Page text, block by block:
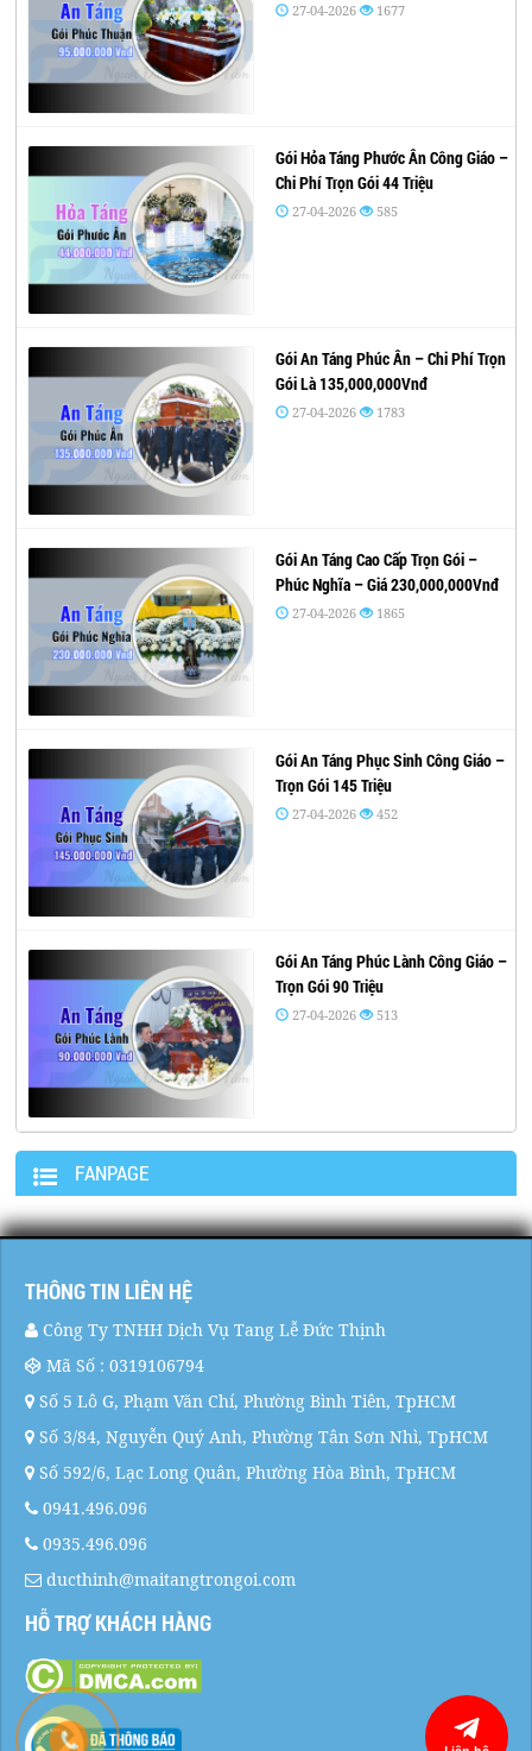
27-04-2026 1677
Gói Hỏa Táng Phước Ân Công Giáo –
Chi Phí Trọn Gói 44 Triệu
27-04-2026 585
Gói An Táng Phúc Ân – Chi Phí Trọn
Gói Là 135,000,000Vnđ
27-04-2026 1783
Gói An Táng Cao Cấp Trọn Gói –
Phúc Nghĩa – Giá 230,000,000Vnđ
27-04-2026 1865
Gói An Táng Phục Sinh Công Giáo –
Trọn Gói 145 Triệu
27-04-2026 452
Gói An Táng Phúc Lành Công Giáo –
Trọn Gói 90 Triệu
27-04-2026 513
FANPAGE
THÔNG TIN LIÊN HỆ
Công Ty TNHH Dịch Vụ Tang Lễ Đức Thịnh
Mã Số : 0319106794
Số 5 Lô G, Phạm Văn Chí, Phường Bình Tiên, TpHCM
Số 3/84, Nguyễn Quý Anh, Phường Tân Sơn Nhì, TpHCM
Số 592/6, Lạc Long Quân, Phường Hòa Bình, TpHCM
0941.496.096
0935.496.096
ducthinh@maitangtrongoi.com
HỖ TRỢ KHÁCH HÀNG